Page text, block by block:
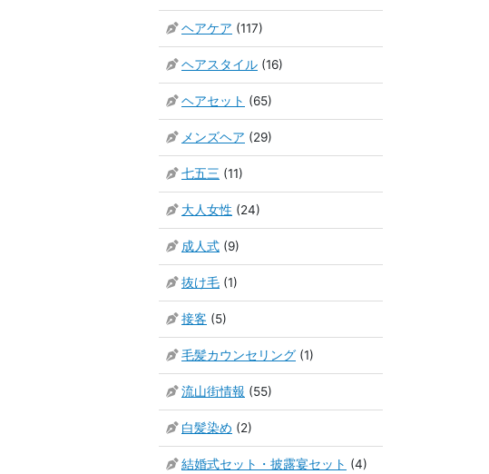
ヘアケア (117)
ヘアスタイル (16)
ヘアセット (65)
メンズヘア (29)
七五三 (11)
大人女性 (24)
成人式 (9)
抜け毛 (1)
接客 (5)
毛髪カウンセリング (1)
流山街情報 (55)
白髪染め (2)
結婚式セット・披露宴セット (4)